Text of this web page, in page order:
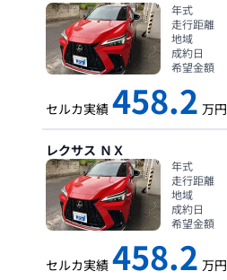
年式
走行距離
地域
成約日
希望金額
セルカ実績 458.2 万円
レクサス ＮＸ
年式
走行距離
地域
成約日
希望金額
セルカ実績 458.2 万円